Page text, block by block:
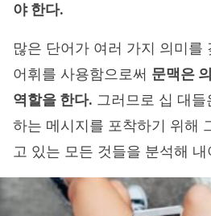
야 한다.
많은 단어가 여러 가지 의미를
어휘를 사용함으로써 문맥은
역할을 한다. 그러므로 십 대
하는 메시지를 포착하기 위해
고 있는 모든 것들을 분석해 내